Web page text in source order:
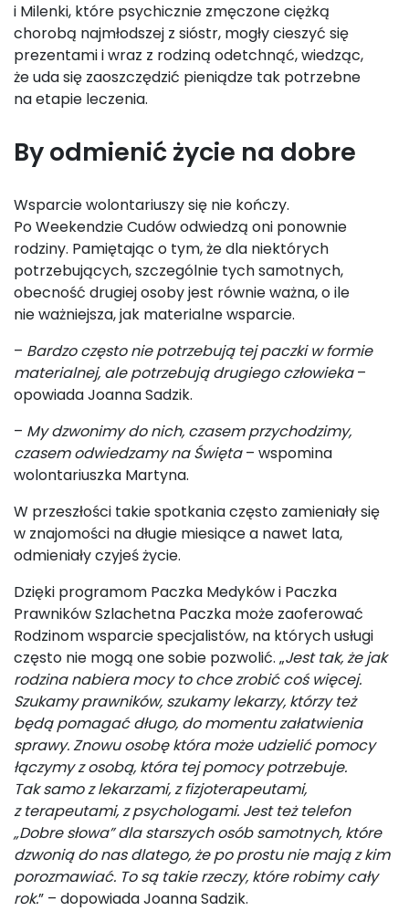
i Milenki, które psychicznie zmęczone ciężką
chorobą najmłodszej z sióstr, mogły cieszyć się
prezentami i wraz z rodziną odetchnąć, wiedząc,
że uda się zaoszczędzić pieniądze tak potrzebne
na etapie leczenia.
By odmienić życie na dobre
Wsparcie wolontariuszy się nie kończy.
Po Weekendzie Cudów odwiedzą oni ponownie
rodziny. Pamiętając o tym, że dla niektórych
potrzebujących, szczególnie tych samotnych,
obecność drugiej osoby jest równie ważna, o ile
nie ważniejsza, jak materialne wsparcie.
– Bardzo często nie potrzebują tej paczki w formie
materialnej, ale potrzebują drugiego człowieka–
opowiada Joanna Sadzik.
– My dzwonimy do nich, czasem przychodzimy,
czasem odwiedzamy na Święta– wspomina
wolontariuszka Martyna.
W przeszłości takie spotkania często zamieniały się
w znajomości na długie miesiące a nawet lata,
odmieniały czyjeś życie.
Dzięki programom Paczka Medyków i Paczka
Prawników Szlachetna Paczka może zaoferować
Rodzinom wsparcie specjalistów, na których usługi
często nie mogą one sobie pozwolić. „Jest tak, że jak
rodzina nabiera mocy to chce zrobić coś więcej.
Szukamy prawników, szukamy lekarzy, którzy też
będą pomagać długo, do momentu załatwienia
sprawy. Znowu osobę która może udzielić pomocy
łączymy z osobą, która tej pomocy potrzebuje.
Tak samo z lekarzami, z fizjoterapeutami,
z terapeutami, z psychologami. Jest też telefon
„Dobre słowa” dla starszych osób samotnych, które
dzwonią do nas dlatego, że po prostu nie mają z kim
porozmawiać. To są takie rzeczy, które robimy cały
rok.” – dopowiada Joanna Sadzik.